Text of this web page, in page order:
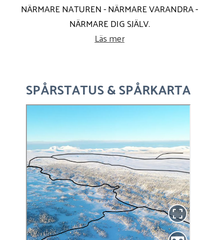
NÄRMARE NATUREN - NÄRMARE VARANDRA -
NÄRMARE DIG SJÄLV.
Läs mer
SPÅRSTATUS & SPÅRKARTA